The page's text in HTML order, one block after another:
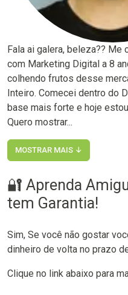
Fala ai galera, beleza?? Me
com Marketing Digital a 8
colhendo frutos desse
Inteiro. Comecei dentro do
base mais forte e hoje
Quero mostrar...
MOSTRAR MAIS ↓
🔐 Aprenda
tem Garantia!
Sim, Se você não gostar
dinheiro de volta no prazo
Clique no link abaixo para